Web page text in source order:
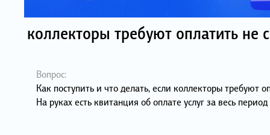
коллекторы требуют оплатить не
Вопрос:
Как поступить и что делать, если коллекторы требуют
На руках есть квитанция об оплате услуг за весь